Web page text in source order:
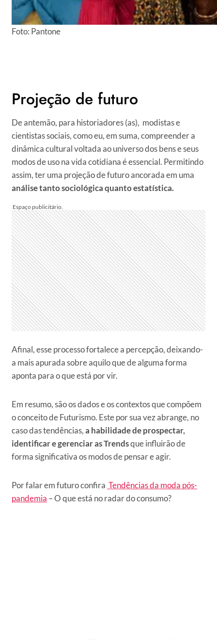
Foto: Pantone
Projeção de futuro
De antemão, para historiadores (as), modistas e
cientistas sociais, como eu, em suma, compreender a
dinâmica cultural voltada ao universo dos bens e seus
modos de uso na vida cotidiana é essencial. Permitindo
assim, ter uma projeção de futuro ancorada em uma
análise tanto sociológica quanto estatística.
Afinal, esse processo fortalece a percepção, deixando-
a mais apurada sobre aquilo que de alguma forma
aponta para o que está por vir.
Em resumo, são os dados e os contextos que compõem
o conceito de Futurismo. Este por sua vez abrange, no
caso das tendências,a habilidade de prospectar,
identificar e gerenciar as Trendsque influirão de
forma significativa os modos de pensar e agir.
Por falar em futuro confira Tendências da moda pós-
pandemia – O que está no radar do consumo?